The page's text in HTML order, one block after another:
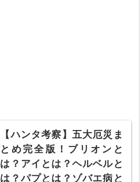
【ハンタ考察】五大厄災ま
とめ完全版！ブリオンと
は？アイとは？ヘルベルと
は？パプとは？ゾバエ病と